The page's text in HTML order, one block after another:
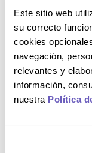
Este sitio web
su correcto
cookies
navegación,
relevantes y
información,
nuestra Política